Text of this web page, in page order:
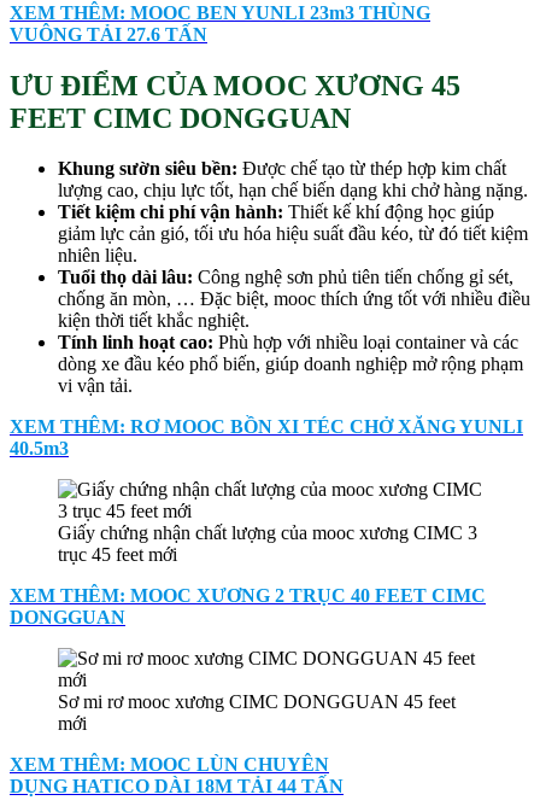
XEM THÊM: MOOC BEN YUNLI 23m3 THÙNG
VUÔNG TẢI 27.6 TẤN
ƯU ĐIỂM CỦA MOOC XƯƠNG 45
FEET CIMC DONGGUAN
Khung sườn siêu bền: Được chế tạo từ thép hợp kim chất
lượng cao, chịu lực tốt, hạn chế biến dạng khi chở hàng nặng.
Tiết kiệm chi phí vận hành: Thiết kế khí động học giúp
giảm lực cản gió, tối ưu hóa hiệu suất đầu kéo, từ đó tiết kiệm
nhiên liệu.
Tuổi thọ dài lâu: Công nghệ sơn phủ tiên tiến chống gỉ sét,
chống ăn mòn, … Đặc biệt, mooc thích ứng tốt với nhiều điều
kiện thời tiết khắc nghiệt.
Tính linh hoạt cao: Phù hợp với nhiều loại container và các
dòng xe đầu kéo phổ biến, giúp doanh nghiệp mở rộng phạm
vi vận tải.
XEM THÊM: RƠ MOOC BỒN XI TÉC CHỞ XĂNG YUNLI
40.5m3
Giấy chứng nhận chất lượng của mooc xương CIMC 3
trục 45 feet mới
XEM THÊM: MOOC XƯƠNG 2 TRỤC 40 FEET CIMC
DONGGUAN
Sơ mi rơ mooc xương CIMC DONGGUAN 45 feet
mới
XEM THÊM: MOOC LÙN CHUYÊN
DỤNG HATICO DÀI 18M TẢI 44 TẤN